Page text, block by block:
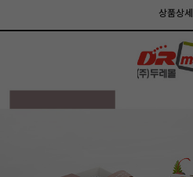
상품상세